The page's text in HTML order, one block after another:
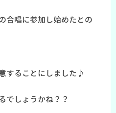
合唱に参加し始めたとの
することにしました♪
でしょうかね？？